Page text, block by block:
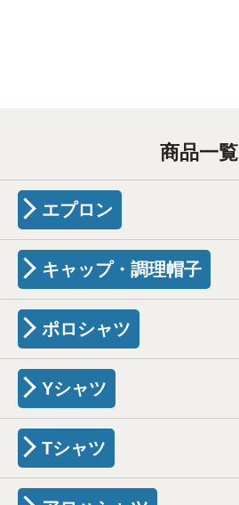
商品一覧
エプロン
キャップ・調理帽子
ポロシャツ
Yシャツ
Tシャツ